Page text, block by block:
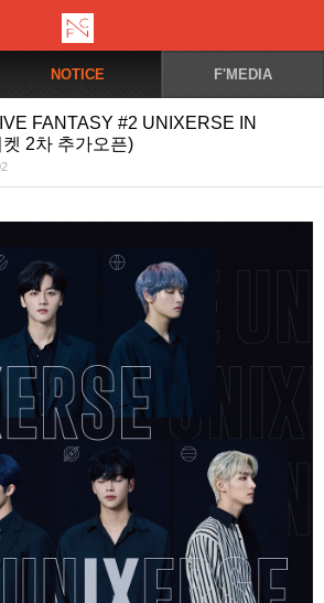
NOTICE F'MEDIA
FANTASY #2 UNIXERSE IN
2차 추가오픈)